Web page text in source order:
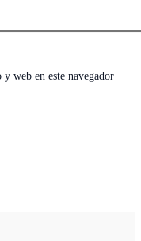
web en este navegador